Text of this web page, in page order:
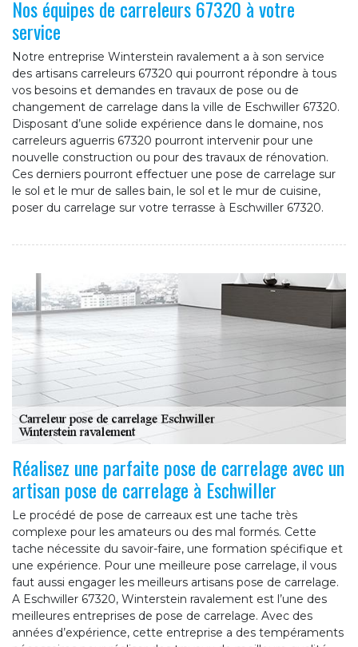
Nos équipes de carreleurs 67320 à votre
service
Notre entreprise Winterstein ravalement a à son service
des artisans carreleurs 67320 qui pourront répondre à tous
vos besoins et demandes en travaux de pose ou de
changement de carrelage dans la ville de Eschwiller 67320.
Disposant d’une solide expérience dans le domaine, nos
carreleurs aguerris 67320 pourront intervenir pour une
nouvelle construction ou pour des travaux de rénovation.
Ces derniers pourront effectuer une pose de carrelage sur
le sol et le mur de salles bain, le sol et le mur de cuisine,
poser du carrelage sur votre terrasse à Eschwiller 67320.
Réalisez une parfaite pose de carrelage avec un
artisan pose de carrelage à Eschwiller
Le procédé de pose de carreaux est une tache très
complexe pour les amateurs ou des mal formés. Cette
tache nécessite du savoir-faire, une formation spécifique et
une expérience. Pour une meilleure pose carrelage, il vous
faut aussi engager les meilleurs artisans pose de carrelage.
A Eschwiller 67320, Winterstein ravalement est l’une des
meilleures entreprises de pose de carrelage. Avec des
années d’expérience, cette entreprise a des tempéraments